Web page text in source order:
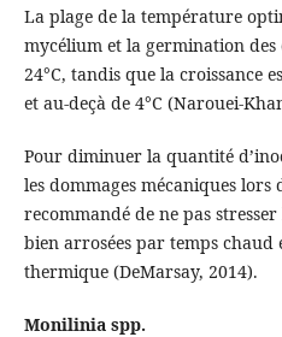
La plage de la température
mycélium et la germination des
24°C, tandis que la croissance
et au-deçà de 4°C (Narouei-
Pour diminuer la quantité
les dommages mécaniques
recommandé de ne pas
bien arrosées par temps chaud
thermique (DeMarsay, 2014).
Monilinia spp.